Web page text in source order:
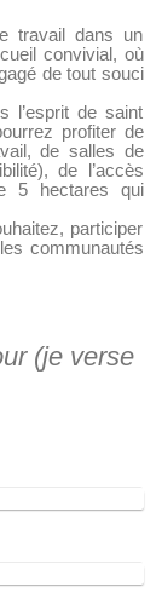
travail dans un
convivial, où
de tout souci
l’esprit de saint
profiter de
de salles de
de l’accès
5 hectares qui
participer
communautés
(je verse